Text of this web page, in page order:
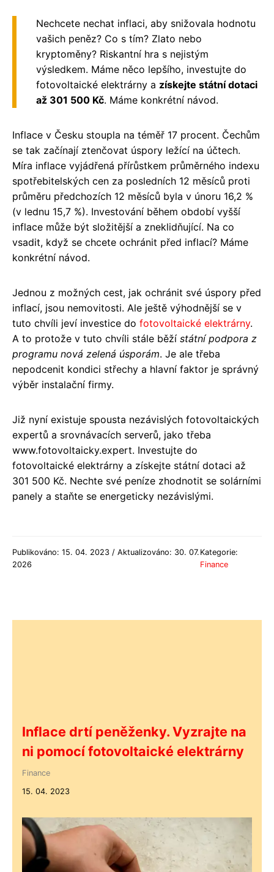
Nechcete nechat inflaci, aby snižovala hodnotu
vašich peněz? Co s tím? Zlato nebo
kryptoměny? Riskantní hra s nejistým
výsledkem. Máme něco lepšího, investujte do
fotovoltaické elektrárny a získejte státní dotaci
až 301 500 Kč. Máme konkrétní návod.
Inflace v Česku stoupla na téměř 17 procent. Čechům
se tak začínají ztenčovat úspory ležící na účtech.
Míra inflace vyjádřená přírůstkem průměrného indexu
spotřebitelských cen za posledních 12 měsíců proti
průměru předchozích 12 měsíců byla v únoru 16,2 %
(v lednu 15,7 %). Investování během období vyšší
inflace může být složitější a zneklidňující. Na co
vsadit, když se chcete ochránit před inflací? Máme
konkrétní návod.
Jednou z možných cest, jak ochránit své úspory před
inflací, jsou nemovitosti. Ale ještě výhodnější se v
tuto chvíli jeví investice do fotovoltaické elektrárny.
A to protože v tuto chvíli stále běží státní podpora z
programu nová zelená úsporám. Je ale třeba
nepodcenit kondici střechy a hlavní faktor je správný
výběr instalační firmy.
Již nyní existuje spousta nezávislých fotovoltaických
expertů a srovnávacích serverů, jako třeba
www.fotovoltaicky.expert. Investujte do
fotovoltaické elektrárny a získejte státní dotaci až
301 500 Kč. Nechte své peníze zhodnotit se solárními
panely a staňte se energeticky nezávislými.
Publikováno: 15. 04. 2023 / Aktualizováno: 30. 07.
2026
Kategorie:
Finance
Inflace drtí peněženky. Vyzrajte na
ni pomocí fotovoltaické elektrárny
Finance
15. 04. 2023